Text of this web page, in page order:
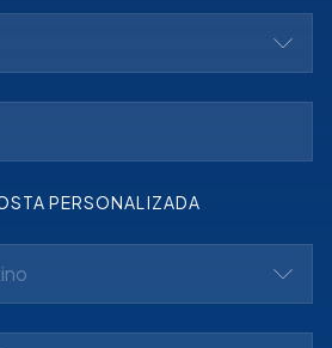
PERSONALIZADA